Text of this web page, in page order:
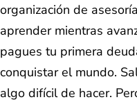
organización de
aprender mientras
pagues tu primera
conquistar el mundo.
algo difícil de hacer.